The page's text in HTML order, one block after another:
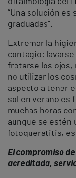
oftalmología del
“Una solución
graduadas”.
Extremar la
contagio:
frotarse los ojos,
no utilizar los
aspecto a tener
sol en verano es
muchas horas
aunque se estén
fotoqueratitis, es
El compromiso
acreditada,